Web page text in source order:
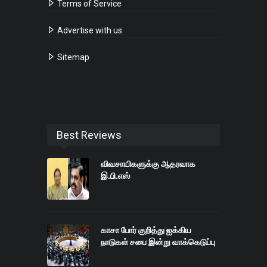
Terms of Service
Advertise with us
Sitemap
Best Reviews
விவசாயிகளுக்கு ஆதரவாக
இ.பி.எஸ்
காசா போர் குறித்து ஐக்கிய
நாடுகள் சபை இன்று வாக்கெடுப்பு